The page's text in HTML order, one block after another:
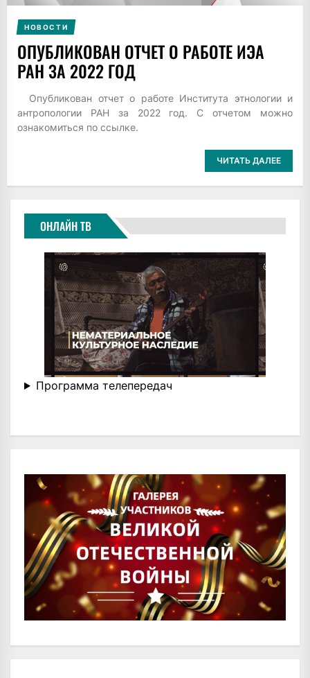
НОВОСТИ
ОПУБЛИКОВАН ОТЧЕТ О РАБОТЕ ИЭА
РАН ЗА 2022 ГОД
Опубликован отчет о работе Института этнологии и
антропологии РАН за 2022 год. С отчетом можно
ознакомиться по ссылке.
ЧИТАТЬ ДАЛЕЕ
ОНЛАЙН ТВ
Программа телепередач